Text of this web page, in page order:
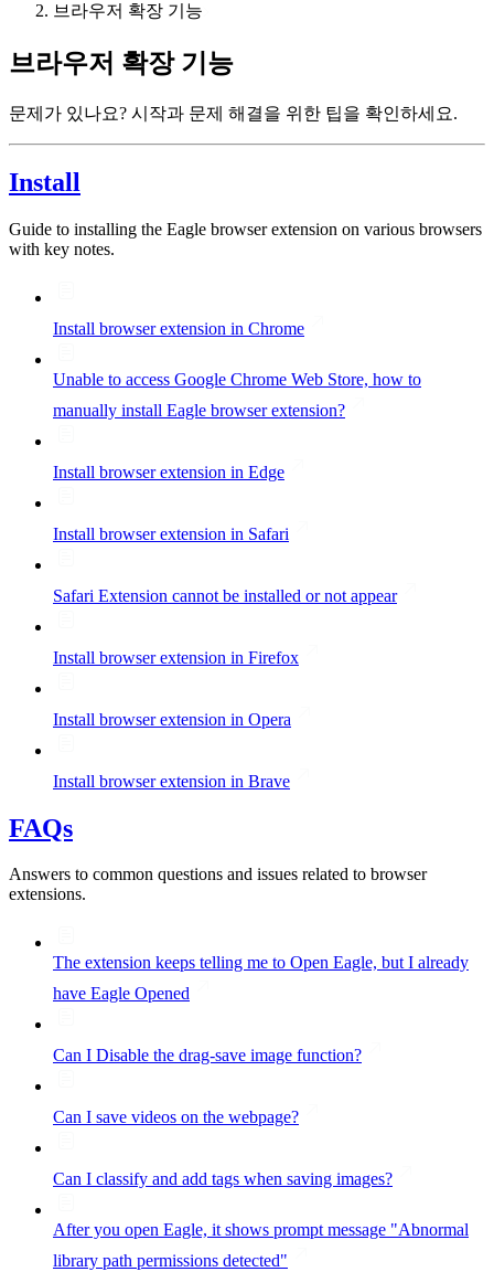
브라우저 확장 기능
브라우저 확장 기능
문제가 있나요? 시작과 문제 해결을 위한 팁을 확인하세요.
Install
Guide to installing the Eagle browser extension on various browsers
with key notes.
Install browser extension in Chrome
Unable to access Google Chrome Web Store, how to
manually install Eagle browser extension?
Install browser extension in Edge
Install browser extension in Safari
Safari Extension cannot be installed or not appear
Install browser extension in Firefox
Install browser extension in Opera
Install browser extension in Brave
FAQs
Answers to common questions and issues related to browser
extensions.
The extension keeps telling me to Open Eagle, but I already
have Eagle Opened
Can I Disable the drag-save image function?
Can I save videos on the webpage?
Can I classify and add tags when saving images?
After you open Eagle, it shows prompt message "Abnormal
library path permissions detected"